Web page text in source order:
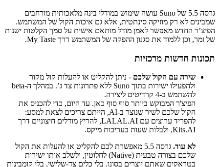
גרסה 5.5 של Suno עושה שימוש במודלי בינה מלאכותית מורחבים
שמבינים לא רק מוזיקה סינתטית, אלא גם איכות הקול של המשתמש.
הפיצ’ר החדש מאפשר לאמן מודל מותאם אישית על סמך הקלטות ישנות
של זמר, וכן ללמוד את סגנון ההפקה של המשתמש דרך My Taste.
תכונות חדשות מרכזיות
שירה עם הקול שלכם - ניתן להקליט או להעלות קול מקור
ולהפעילו ישירות בתוך Suno ללא פתרונות צד ג’. במהלך ה-beta
להשתמש ב-4 קרדיטים ליצירה.
הפיצ'ר המבוקש ביותר סוף סוף כאן. עד היום, כדי להכניס את
הקול שלכם לשיר שנוצר ב-AI, הייתם צריכים לצאת למסע:
להפריד ערוצים עם LALAL.AI, להריץ מודלים חיצוניים דרך
Kits.AI, ולבלות שעות בעריכות מיקס.
לא עוד.
גרסה 5.5 מאפשרת לכם להקליט או להעלות את הקול
שלכם בצורה טבעית (Native) לחלוטין, ולשלב אותו ישירות
בטראקים שאתם יוצרים בסונו. בלי כלים צד-שלישי, בלי קומבינות